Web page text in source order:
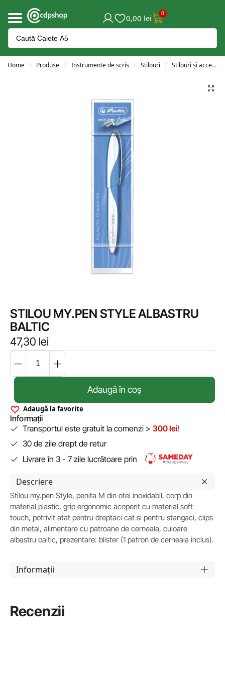
0,00 lei 0
Home / Produse / Instrumente de scris / Stilouri / Stilouri și accesorii
STILOU MY.PEN STYLE ALBASTRU
BALTIC
47,30 lei
Adaugă în coș
Adaugă la favorite
Informații
Transportul este gratuit la comenzi > 300 lei!
30 de zile drept de retur
Livrare în 3 - 7 zile lucrătoare prin
Descriere
Stilou my.pen Style, penita M din otel inoxidabil, corp din
material plastic, grip ergonomic acoperit cu material soft
touch, potrivit atat pentru dreptaci cat si pentru stangaci, clips
din metal, alimentare cu patroane de cerneala, culoare
albastru baltic, prezentare: blister (1 patron de cerneala inclus).
Informații
Recenzii